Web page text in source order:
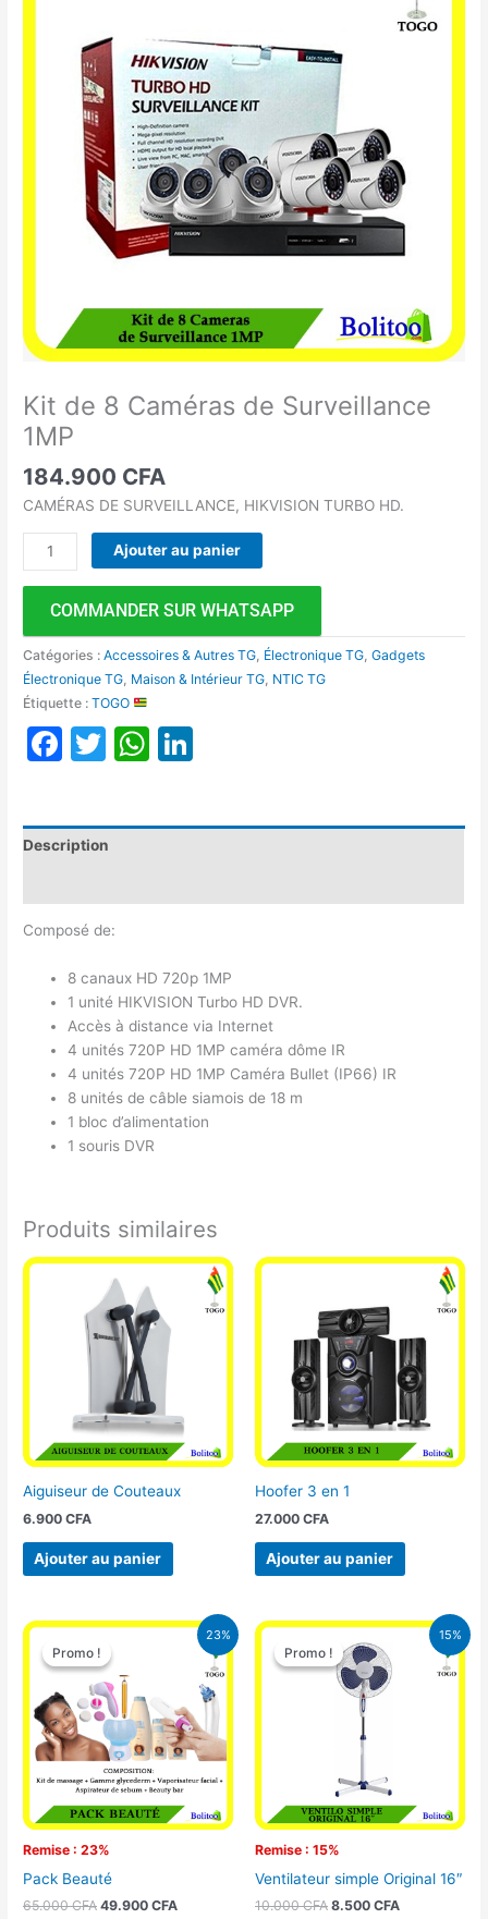
Kit de 8 Caméras de Surveillance
1MP
184.900 CFA
CAMÉRAS DE SURVEILLANCE, HIKVISION TURBO HD.
Caméras
Surveillance
Ajouter au panier
COMMANDER SUR WHATSAPP
Catégories :Accessoires & Autres TG Électronique TG ,Gadgets
Électronique TG Maison & Intérieur TG NTIC TG
Étiquette :TOGO
Facebook
TwitterWhatsApp
Description
Composé de:
8 canaux HD 720p 1MP
1 unité HIKVISION Turbo HD DVR.
Accès à distance via Internet
4 unités 720P HD 1MP caméra dôme IR
4 unités 720P HD 1MP Caméra Bullet (IP66) IR
8 unités de câble siamois de 18 m
1 bloc d’alimentation
1 souris DVR
Produits similaires
Aiguiseur de Couteaux
6.900CFA
Ajouter au panier
Hoofer 3 en 1
27.000 CFA
Ajouter au panier
23%
Promo !
Remise : 23%
Promo !
Pack Beauté
65.000CFA
Le
prix
initial
était :
65.000 CFA.
49.900CFA
Le
prix
actuel
est :
49.900 CFA.
15%
Promo !
Remise : 15%
Promo !
Ventilateur simple Original 16″
10.000CFA
Le
prix
initial
était :
10.000 CFA.
8.500 CFA
Le